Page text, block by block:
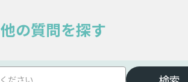
他の質問を探す